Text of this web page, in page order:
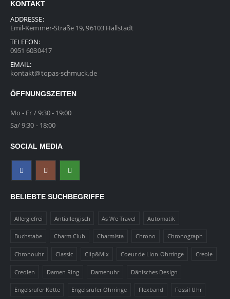
KONTAKT
ADDRESSE:
Emil-Kemmer-Straße 19, 96103 Hallstadt
TELEFON:
0951 6030417
EMAIL:
kontakt@topas-schmuck.de
ÖFFNUNGSZEITEN
Mo - Fr / 9:30 - 19:00
Sa/ 9:30 - 18:00
SOCIAL MEDIA
BELIEBTE SUCHBEGRIFFE
Allergiefrei Antiallergisch As We Travel Automatik
Buchstabe Charm Club Charmista Chrono Chronograph
Chronouhr Classic Clip&Mix Coeur de Lion Ohrringe Creole
Creolen Damen Ring Damenuhr Dänisches Design
Engelsrufer Kette Engelsrufer Ohrringe Flexband Fossil Uhr